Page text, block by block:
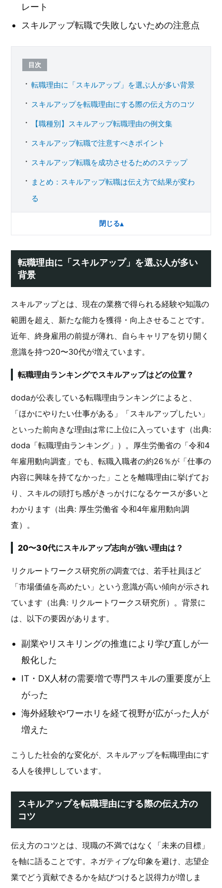
レート
スキルアップ転職で失敗しないための注意点
目次
転職理由に「スキルアップ」を選ぶ人が多い背景
スキルアップを転職理由にする際の伝え方のコツ
【職種別】スキルアップ転職理由の例文集
スキルアップ転職で注意すべきポイント
スキルアップ転職を成功させるためのステップ
まとめ：スキルアップ転職は伝え方で結果が変わ
る
閉じる▴
転職理由に「スキルアップ」を選ぶ人が多い
背景
スキルアップとは、現在の業務で得られる経験や知識の
範囲を超え、新たな能力を獲得・向上させることです。
近年、終身雇用の前提が薄れ、自らキャリアを切り開く
意識を持つ20〜30代が増えています。
転職理由ランキングでスキルアップはどの位置？
dodaが公表している転職理由ランキングによると、
「ほかにやりたい仕事がある」「スキルアップしたい」
といった前向きな理由は常に上位に入っています（出典:
doda「転職理由ランキング」）。厚生労働省の「令和4
年雇用動向調査」でも、転職入職者の約26％が「仕事の
内容に興味を持てなかった」ことを離職理由に挙げてお
り、スキルの頭打ち感がきっかけになるケースが多いと
わかります（出典: 厚生労働省 令和4年雇用動向調
査）。
20〜30代にスキルアップ志向が強い理由は？
リクルートワークス研究所の調査では、若手社員ほど
「市場価値を高めたい」という意識が高い傾向が示され
ています（出典: リクルートワークス研究所）。背景に
は、以下の要因があります。
副業やリスキリングの推進により学び直しが一
般化した
IT・DX人材の需要増で専門スキルの重要度が上
がった
海外経験やワーホリを経て視野が広がった人が
増えた
こうした社会的な変化が、スキルアップを転職理由にす
る人を後押ししています。
スキルアップを転職理由にする際の伝え方の
コツ
伝え方のコツとは、現職の不満ではなく「未来の目標」
を軸に語ることです。ネガティブな印象を避け、志望企
業でどう貢献できるかを結びつけると説得力が増しま